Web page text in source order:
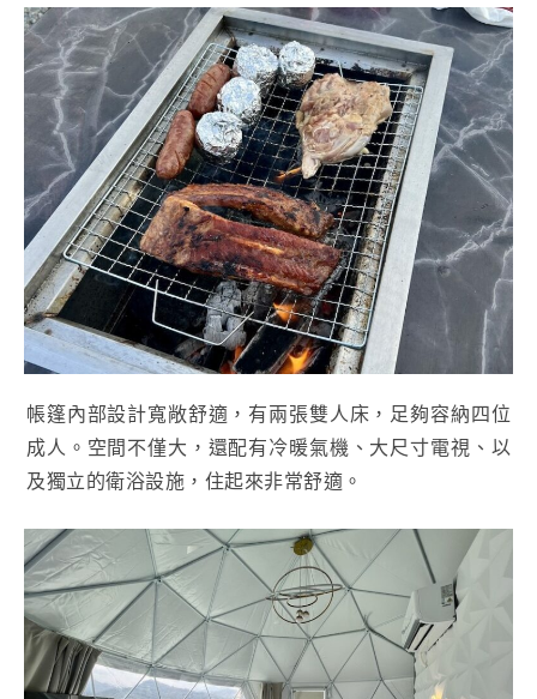
帳篷內部設計寬敞舒適，有兩張雙人床，足夠容納四位
成人。空間不僅大，還配有冷暖氣機、大尺寸電視、以
及獨立的衛浴設施，住起來非常舒適。